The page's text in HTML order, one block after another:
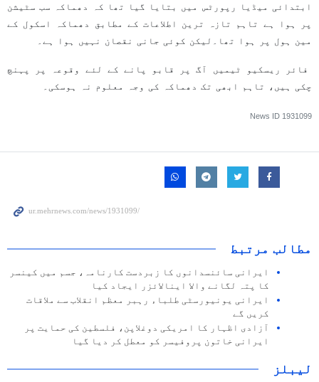
ابتدائی میڈیا رپورٹس میں بتایا گیا تھا کہ دھماکہ سب سٹیشن
پر ہوا ہے تاہم تازہ ترین اطلاعات کے مطابق دھماکہ اسکول کے
مین ہول پر ہوا تھا۔لیکن کوئی جانی نقصان نہیں ہوا ہے۔
فائر ریسکیو ٹیمیں آگ پر قابو پانے کے لئے وقوعہ پر پہنچ
چکی ہیں، تاہم ابھی تک دھماکہ کی وجہ معلوم نہ ہوسکی۔
News ID 1931099
مطالب مرتبط
ایرانی سائنسدانوں کا زبردست کارنامہ، جسم میں کینسر
کا پتہ لگانے والا اینالائزر ایجاد کیا
ایرانی یونیورسٹی طلباء رہبر معظم انقلاب سے ملاقات
کریں گے
آزادی اظہار کا امریکی دوغلاپن، فلسطین کی حمایت پر
ایرانی خاتون پروفیسر کو معطل کر دیا گیا
لیبلز